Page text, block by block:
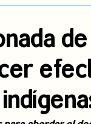
de consulta previa